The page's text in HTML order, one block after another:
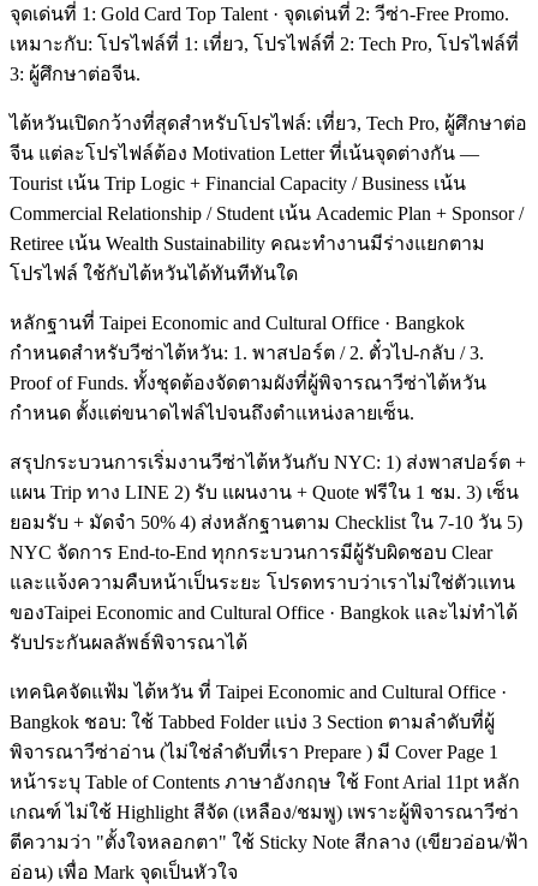
จุดเด่นที่ 1: Gold Card Top Talent · จุดเด่นที่ 2: วีซ่า-Free Promo.
เหมาะกับ: โปรไฟล์ที่ 1: เที่ยว, โปรไฟล์ที่ 2: Tech Pro, โปรไฟล์ที่
3: ผู้ศึกษาต่อจีน.
ไต้หวันเปิดกว้างที่สุดสำหรับโปรไฟล์: เที่ยว, Tech Pro, ผู้ศึกษาต่อ
จีน แต่ละโปรไฟล์ต้อง Motivation Letter ที่เน้นจุดต่างกัน —
Tourist เน้น Trip Logic + Financial Capacity / Business เน้น
Commercial Relationship / Student เน้น Academic Plan + Sponsor /
Retiree เน้น Wealth Sustainability คณะทำงานมีร่างแยกตาม
โปรไฟล์ ใช้กับไต้หวันได้ทันทีทันใด
หลักฐานที่ Taipei Economic and Cultural Office · Bangkok
กำหนดสำหรับวีซ่าไต้หวัน: 1. พาสปอร์ต / 2. ตั๋วไป-กลับ / 3.
Proof of Funds. ทั้งชุดต้องจัดตามผังที่ผู้พิจารณาวีซ่าไต้หวัน
กำหนด ตั้งแต่ขนาดไฟล์ไปจนถึงตำแหน่งลายเซ็น.
สรุปกระบวนการเริ่มงานวีซ่าไต้หวันกับ NYC: 1) ส่งพาสปอร์ต +
แผน Trip ทาง LINE 2) รับ แผนงาน + Quote ฟรีใน 1 ชม. 3) เซ็น
ยอมรับ + มัดจำ 50% 4) ส่งหลักฐานตาม Checklist ใน 7-10 วัน 5)
NYC จัดการ End-to-End ทุกกระบวนการมีผู้รับผิดชอบ Clear
และแจ้งความคืบหน้าเป็นระยะ โปรดทราบว่าเราไม่ใช่ตัวแทน
ของTaipei Economic and Cultural Office · Bangkok และไม่ทำได้
รับประกันผลลัพธ์พิจารณาได้
เทคนิคจัดแฟ้ม ไต้หวัน ที่ Taipei Economic and Cultural Office ·
Bangkok ชอบ: ใช้ Tabbed Folder แบ่ง 3 Section ตามลำดับที่ผู้
พิจารณาวีซ่าอ่าน (ไม่ใช่ลำดับที่เรา Prepare ) มี Cover Page 1
หน้าระบุ Table of Contents ภาษาอังกฤษ ใช้ Font Arial 11pt หลัก
เกณฑ์ ไม่ใช้ Highlight สีจัด (เหลือง/ชมพู) เพราะผู้พิจารณาวีซ่า
ตีความว่า "ตั้งใจหลอกตา" ใช้ Sticky Note สีกลาง (เขียวอ่อน/ฟ้า
อ่อน) เพื่อ Mark จุดเป็นหัวใจ